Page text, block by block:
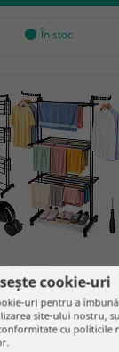
În stoc
pentru
extensibilă,
mari de rufe nu
cameră. Uscător
cookie-uri
uri pentru a
site-ului nostru,
cu politicile